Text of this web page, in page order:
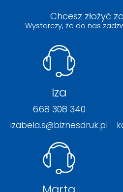
Chcesz złożyć
Wystarczy, że do nas
Iza
668 308 340
izabela.s@biznesdruk.pl